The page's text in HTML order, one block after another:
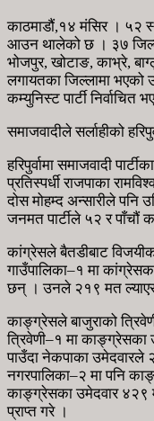
काठमाडौं,१४ मंसिर । ५२
आउन थालेको छ । ३७
भोजपुर, खोटाङ, काभ्रे,
लगायतका जिल्लामा भएको
कम्युनिस्ट पार्टी निर्वाचित
समाजवादीले सर्लाहीको
हरिपुर्वामा समाजवादी
प्रतिस्पर्धी राजपाका
दोस मोहम्द अन्सारीले पनि
जनमत पार्टीले ५२ र पाँचौं
कांग्रेसले बैतडीबाट
गाउँपालिका–१ मा
छन् । उनले २१९ मत ल्याएर
काङ्ग्रेसले बाजुराको
त्रिवेणी–१ मा
पाउँदा नेकपाका उमेदवारले
नगरपालिका–२ मा पनि
काङ्ग्रेसका उमेदवार ४२९
प्राप्त गरे ।